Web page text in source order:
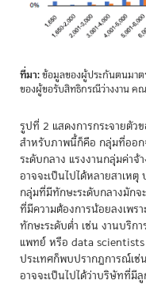
ที่มา:ข้อมูลของผู้ประกันตนมาต
ของผู้ขอรับสิทธิกรณีว่างงาน ค
รูปที่ 2 แสดงการกระจายตัว
สำหรับภาพนี้ก็คือ กลุ่มที่ออก
ระดับกลาง แรงงานกลุ่มค่าจ้
อาจจะเป็นไปได้หลายสาเห
กลุ่มที่มีทักษะระดับกลางมัก
ที่มีความต้องการน้อยลงเพร
ทักษะระดับต่ำ เช่น งานบริก
แพทย์ หรือ data scientists
ประเทศก็พบปรากฏการณ์เ
อาจจะเป็นไปได้ว่าบริษัทที่มี